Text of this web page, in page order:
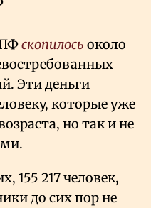
скопилось около
Эти деньги
которые уже
но так и не
155 217 человек,
до сих пор не